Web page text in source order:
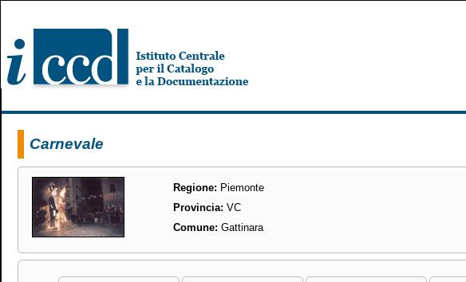
Carnevale
Regione: Piemonte
Provincia: VC
Comune: Gattinara